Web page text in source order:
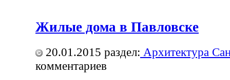
Жилые дома в Павловске
20.01.2015 раздел: Архитектура
комментариев